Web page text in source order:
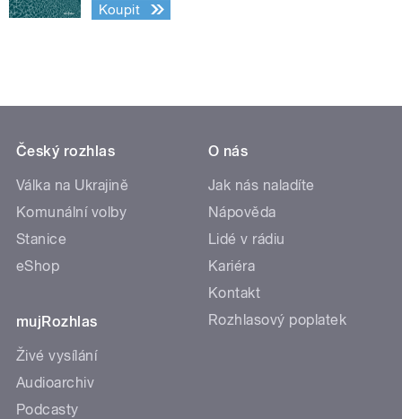
Koupit
Český rozhlas
Válka na Ukrajině
Komunální volby
Stanice
eShop
mujRozhlas
Živé vysílání
Audioarchiv
Podcasty
O nás
Jak nás naladíte
Nápověda
Lidé v rádiu
Kariéra
Kontakt
Rozhlasový poplatek